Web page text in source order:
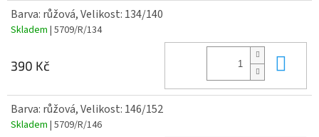
Barva: růžová, Velikost: 134/140
Skladem | 5709/R/134
390 Kč
Barva: růžová, Velikost: 146/152
Skladem | 5709/R/146